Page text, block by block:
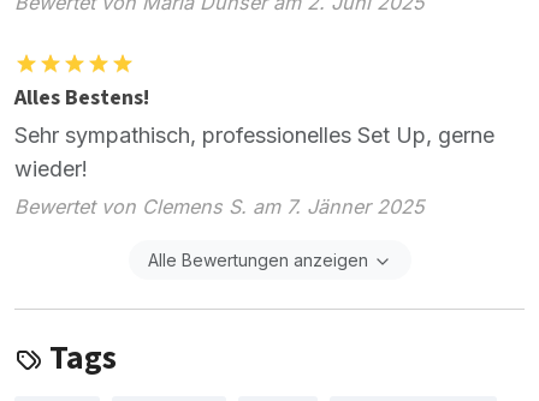
Alles Bestens!
Sehr sympathisch, professionelles Set Up, gerne
wieder!
Bewertet von Clemens S. am 7. Jänner 2025
Alle Bewertungen anzeigen
Tags